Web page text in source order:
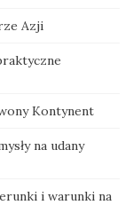
Azji
Kontynent
na udany
i warunki na